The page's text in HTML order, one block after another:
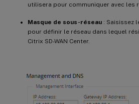
utilisera pour communiquer avec les
Masque de sous-réseau : Saisissez
pour définir le réseau dans lequel
Citrix SD-WAN Center.